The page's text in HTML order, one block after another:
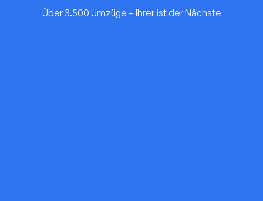
Über 3.500 Umzüge – Ihrer ist der Nächste